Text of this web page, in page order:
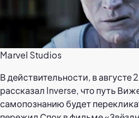
Marvel Studios
В действительности, в августе
рассказал Inverse, что путь
самопознанию будет